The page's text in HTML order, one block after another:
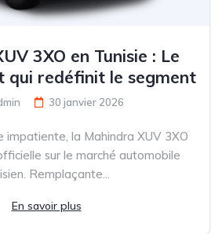
3XO en Tunisie : Le
qui redéfinit le segment
30 janvier 2026
la Mahindra XUV 3XO
sur le marché automobile
Remplaçante...
En savoir plus